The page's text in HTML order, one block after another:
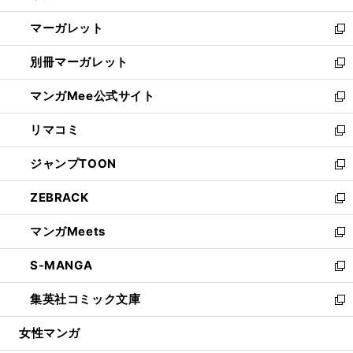
開
く
ウ
で
開
く
ン
ド
ウ
で
開
く
し
い
ウ
ィ
ン
ド
ウ
で
開
く
マーガレット
新
し
い
ウ
ィ
ン
ド
ウ
で
開
く
別冊マーガレット
新
し
い
ウ
ィ
ン
ド
ウ
で
開
く
マンガMee公式サイト
新
し
い
ウ
ィ
ン
ド
ウ
で
開
く
リマコミ
新
し
い
ウ
ィ
ン
ド
ウ
で
開
く
ジャンプTOON
新
し
い
ウ
ィ
ン
ド
ウ
で
開
ZEBRACK
新
し
い
ウ
ィ
ン
ド
ウ
開
マンガMeets
新
し
い
ウ
ィ
ン
S-MANGA
新
し
い
ウ
集英社コミック文庫
新
し
女性マンガ